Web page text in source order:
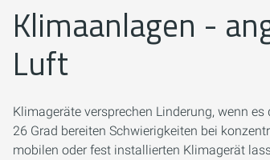
Klimaanlagen -
Luft
Klimageräte versprechen Linderung, wenn
26 Grad bereiten Schwierigkeiten bei
mobilen oder fest installierten Klimagerät